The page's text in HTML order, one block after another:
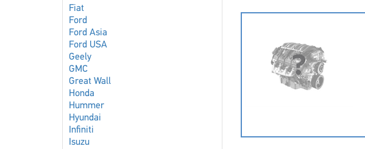
Fiat
Ford
Ford Asia
Ford USA
Geely
GMC
Great Wall
Honda
Hummer
Hyundai
Infiniti
Isuzu